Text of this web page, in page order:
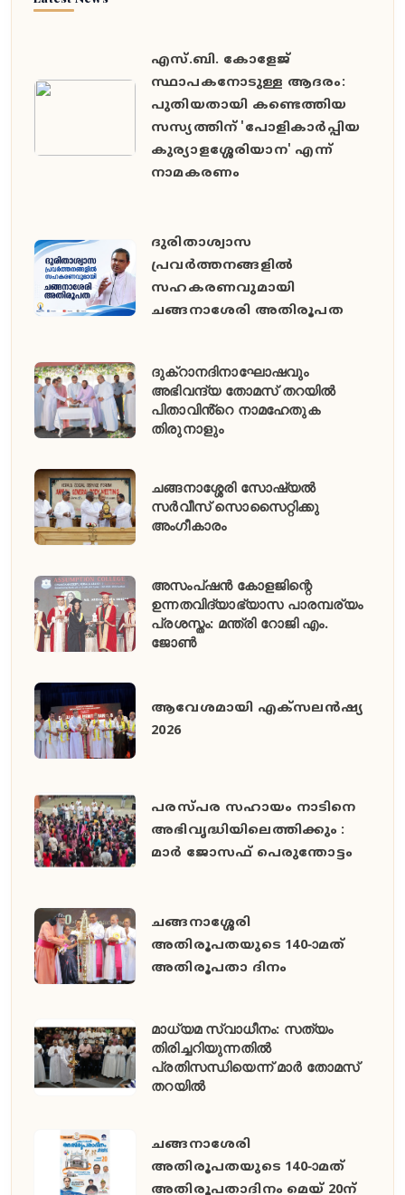
എസ്.ബി. കോളേജ്
സ്ഥാപകനോടുള്ള ആദരം:
പുതിയതായി കണ്ടെത്തിയ
സസ്യത്തിന് 'പോളികാർപ്പിയ
കുര്യാളശ്ശേരിയാന' എന്ന്
നാമകരണം
ദുരിതാശ്വാസ
പ്രവർത്തനങ്ങളിൽ
സഹകരണവുമായി
ചങ്ങനാശേരി അതിരൂപത
ദുക്റാനദിനാഘോഷവും
അഭിവന്ദ്യ തോമസ് തറയിൽ
പിതാവിൻ്റെ നാമഹേതുക
തിരുനാളും
ചങ്ങനാശ്ശേരി സോഷ്യൽ
സർവീസ് സൊസൈറ്റിക്കു
അംഗീകാരം
അസംപ്ഷൻ കോളജിന്റെ
ഉന്നതവിദ്യാഭ്യാസ പാരമ്പര്യം
പ്രശസ്തം: മന്ത്രി റോജി എം.
ജോൺ
ആവേശമായി എക്സലൻഷ്യ
2026
പരസ്പര സഹായം നാടിനെ
അഭിവൃദ്ധിയിലെത്തിക്കും :
മാർ ജോസഫ് പെരുന്തോട്ടം
ചങ്ങനാശ്ശേരി
അതിരൂപതയുടെ 140-ാമത്
അതിരൂപതാ ദിനം
മാധ്യമ സ്വാധീനം: സത്യം
തിരിച്ചറിയുന്നതിൽ
പ്രതിസന്ധിയെന്ന് മാർ തോമസ്
തറയിൽ
ചങ്ങനാശേരി
അതിരൂപതയുടെ 140-ാമത്
അതിരൂപതാദിനം മെയ് 20ന്